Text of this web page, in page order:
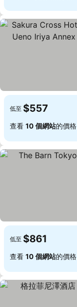
低至 $557
查看 10 個網站的價格
低至 $861
查看 10 個網站的價格